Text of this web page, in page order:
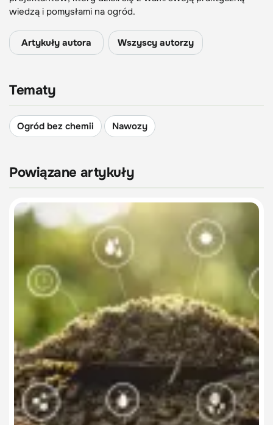
wiedzą i pomysłami na ogród.
Artykuły autora Wszyscy autorzy
Tematy
Ogród bez chemii Nawozy
Powiązane artykuły